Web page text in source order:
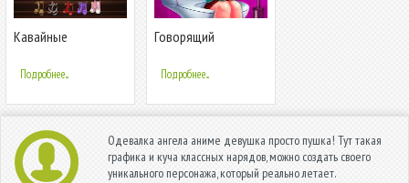
Кавайные
Аниме одевалка и
макияж
Подробнее...
Говорящий
Подробнее...
Одевалка ангела аниме девушка просто пушка! Тут такая
графика и куча классных нарядов, можно создать своего
уникального персонажа, который реально летает.